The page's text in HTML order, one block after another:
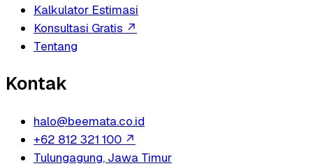
Kalkulator Estimasi
Konsultasi Gratis ↗
Tentang
Kontak
halo@beemata.co.id
+62 812 321 100 ↗
Tulungagung, Jawa Timur